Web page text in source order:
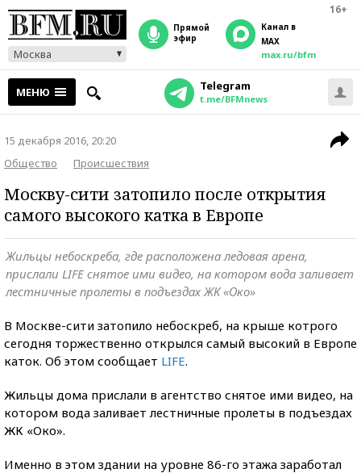
16+
Москва
прямой
эфир
Канал в
MAX
max.ru/bfm
МЕНЮ Telegram
t.me/BFMnews
15 декабря 2016, 20:20
Общество
Происшествия
Москву-сити затопило после открытия
самого высокого катка в Европе
Жильцы небоскреба, где расположена ледовая арена,
прислали LIFE снятое ими видео, на котором вода заливает
лестничные пролеты в подъездах ЖК «Око»
В Москве-сити затопило небоскреб, на крыше котрого
сегодня торжественно открылся самый высокий в Европе
каток. Об этом сообщает LIFE.
Жильцы дома прислали в агентство снятое ими видео, на
котором вода заливает лестничные пролеты в подъездах
ЖК «Око».
Именно в этом здании на уровне 86-го этажа заработал